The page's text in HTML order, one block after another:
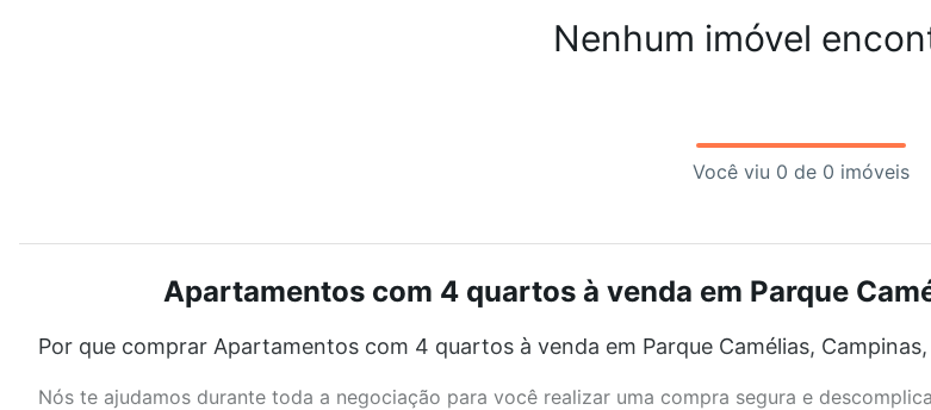
Nenhum imóvel
Você viu 0 de 0 imóveis
Apartamentos com 4 quartos à venda em Parque
Por que comprar Apartamentos com 4 quartos à venda em Parque Camélias,
Nós te ajudamos durante toda a negociação para você realizar uma compra segura e